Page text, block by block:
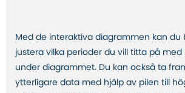
Med de interaktiva diagrammen kan du
justera vilka perioder du vill titta på med
under diagrammet. Du kan också ta
ytterligare data med hjälp av pilen till